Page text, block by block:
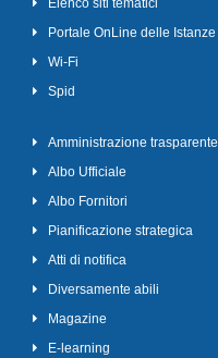
Elenco siti tematici
Portale OnLine delle Istanze
Wi-Fi
Spid
Amministrazione trasparente
Albo Ufficiale
Albo Fornitori
Pianificazione strategica
Atti di notifica
Diversamente abili
Magazine
E-learning